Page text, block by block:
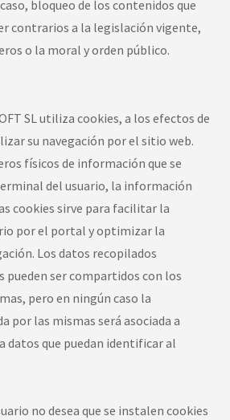
bloqueo de los contenidos que
contrarios a la legislación vigente,
o la moral y orden público.
SL utiliza cookies, a los efectos de
su navegación por el sitio web.
físicos de información que se
del usuario, la información
cookies sirve para facilitar la
por el portal y optimizar la
Los datos recopilados
pueden ser compartidos con los
pero en ningún caso la
por las mismas será asociada a
datos que puedan identificar al
no desea que se instalen cookies